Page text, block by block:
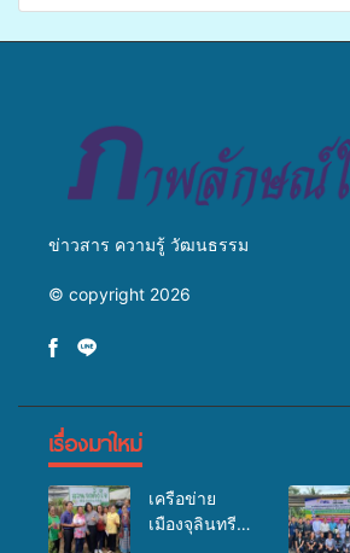
เหลื่อมล้ำ ยกระดับคุณภาพ
ชีวิตประชาชนอย่างยั่งยืน
ข่าวสาร ความรู้ วัฒนธรรม
© copyright 2026
เรื่องมาใหม่
เครือข่าย
เมืองจุลินทรีย์